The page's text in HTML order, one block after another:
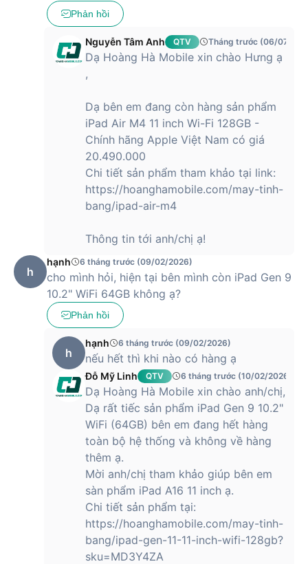
Phản hồi
Nguyễn Tâm Anh QTV Tháng trước (06/07/
Dạ Hoàng Hà Mobile xin chào Hưng ạ
,
Dạ bên em đang còn hàng sản phẩm
iPad Air M4 11 inch Wi-Fi 128GB -
Chính hãng Apple Việt Nam có giá
20.490.000
Chi tiết sản phẩm tham khảo tại link:
https://hoanghamobile.com/may-tinh-
bang/ipad-air-m4
Thông tin tới anh/chị ạ!
h
hạnh 6 tháng trước (09/02/2026)
cho mình hỏi, hiện tại bên mình còn iPad Gen 9
10.2" WiFi 64GB không ạ?
Phản hồi
h
hạnh 6 tháng trước (09/02/2026)
nếu hết thì khi nào có hàng ạ
Đỗ Mỹ Linh QTV 6 tháng trước (10/02/2026)
Dạ Hoàng Hà Mobile xin chào anh/chị,
Dạ rất tiếc sản phẩm iPad Gen 9 10.2"
WiFi (64GB) bên em đang hết hàng
toàn bộ hệ thống và không về hàng
thêm ạ.
Mời anh/chị tham khảo giúp bên em
sàn phẩm iPad A16 11 inch ạ.
Chi tiết sản phẩm tại:
https://hoanghamobile.com/may-tinh-
bang/ipad-gen-11-11-inch-wifi-128gb?
sku=MD3Y4ZA